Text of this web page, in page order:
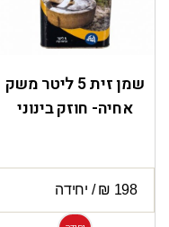
שמן זית 5 ליטר משק
אחיה- חוזק בינוני